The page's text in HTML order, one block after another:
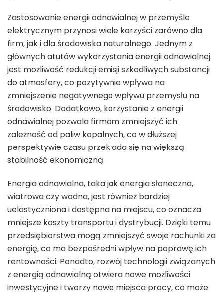
Zastosowanie energii odnawialnej w przemyśle
elektrycznym przynosi wiele korzyści zarówno dla
firm, jak i dla środowiska naturalnego. Jednym z
głównych atutów wykorzystania energii odnawialnej
jest możliwość redukcji emisji szkodliwych substancji
do atmosfery, co pozytywnie wpływa na
zmniejszenie negatywnego wpływu przemysłu na
środowisko. Dodatkowo, korzystanie z energii
odnawialnej pozwala firmom zmniejszyć ich
zależność od paliw kopalnych, co w dłuższej
perspektywie czasu przekłada się na większą
stabilność ekonomiczną.
Energia odnawialna, taka jak energia słoneczna,
wiatrowa czy wodna, jest również bardziej
uelastyczniona i dostępna na miejscu, co oznacza
mniejsze koszty transportu i dystrybucji. Dzięki temu
przedsiębiorstwa mogą zmniejszyć swoje rachunki za
energię, co ma bezpośredni wpływ na poprawę ich
rentowności. Ponadto, rozwój technologii związanych
z energią odnawialną otwiera nowe możliwości
inwestycyjne i tworzy nowe miejsca pracy, co może